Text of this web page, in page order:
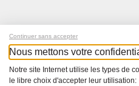
Continuer sans accepter
Nous mettons votre
Notre site Internet utilise les types de
le libre choix d'accepter leur utilisation: